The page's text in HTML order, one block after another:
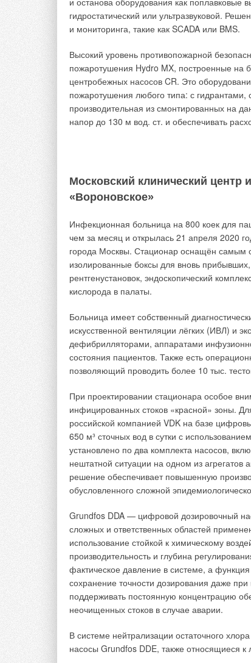
гидростатический или ультразвуковой.
и мониторинга, такие как SCADA или BMS.
Высокий уровень противопожарной
пожаротушения Hydro MX, построенные на
центробежных насосов CR. Это
пожаротушения любого типа: с
производительная из смонтированных на
напор до 130 м вод. ст. и обеспечивать
Московский клинический
«Вороновское»
Инфекционная больница на 800 коек для
чем за месяц и открылась 21 апреля 2020
города Москвы. Стационар оснащён
изолированные боксы для вновь
рентгенустановок, эндоскопический
кислорода в палаты.
Больница имеет собственный
искусственной вентиляции лёгких (ИВЛ) и
дефибрилляторами, аппаратами
состояния пациентов. Также есть
позволяющий проводить более 10 тыс.
При проектировании стационара особое
инфицированных стоков «красной» зоны.
российской компанией VDK на базе
650 м³ сточных вод в сутки с
установлено по два комплекта насосов,
нештатной ситуации на одном из агрегатов
решение обеспечивает повышенную
обусловленного сложной
Grundfos DDA — цифровой дозировочный
сложных и ответственных областей
использование стойкой к химическому
производительность и глубина
фактическое давление в системе, а
сохранение точности дозирования даже
поддерживать постоянную концентрацию
неочищенных стоков в случае аварии.
В системе нейтрализации остаточного
насосы Grundfos DDE, также относящиеся к
3. Получить возможность выбрать любое
массив, причём в любой климатической зоне.
4. Удешевить содержание жилых и
5. Отказаться от присоединения к сетям
излишков по «Закону о микрогенерации».
6. Собственный бизнес рядом с домом.
9. Выращивание рыб.
11. Возможность использования данного
досуг детей.
Используемые источники
Проект состоит из следующих элементов: